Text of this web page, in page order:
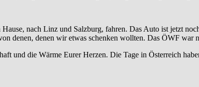
nach Linz und Salzburg, fahren. Das Auto ist jetzt
denen, denen wir etwas schenken wollten. Das ÖWF war
und die Wärme Eurer Herzen. Die Tage in Österreich